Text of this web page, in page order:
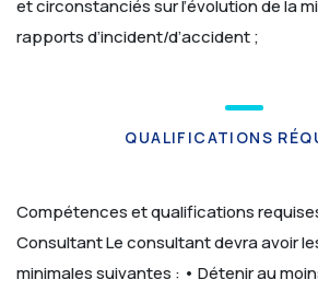
et circonstanciés sur l’évolution de la
rapports d’incident/d’accident ;
QUALIFICATIONS
Compétences et qualifications
ConsultantLe consultant devra avoir
minimales suivantes : • Détenir au